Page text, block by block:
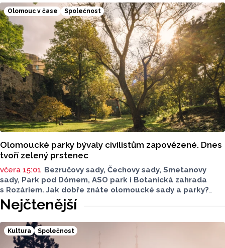
v kategorii: Významný počin v ochraně životního prostředí -
právnická osoba.
Olomouc v čase Společnost
Olomoucké parky bývaly civilistům zapovězené. Dnes
tvoří zelený prstenec
včera 15:01 Bezručovy sady, Čechovy sady, Smetanovy
sady, Park pod Dómem, ASO park i Botanická zahrada
s Rozáriem. Jak dobře znáte olomoucké sady a parky?
Dnes se v nich běžně procházíme a kocháme se krásami,
které v nich jsou. Vždy tomu tak ale nebylo.
Nejčtenější
Kultura Společnost